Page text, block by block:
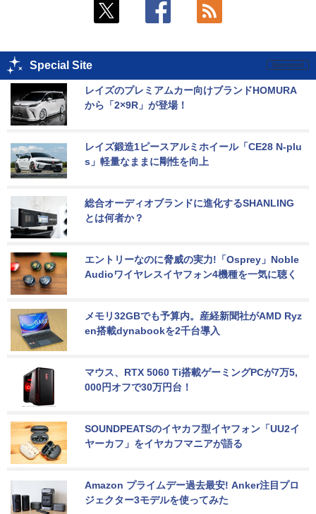
Special Site
レイズのプレミアムカー向けブランドHOMURA
から「2×9R」が登場！
レイズ鍛造1ピースアルミホイール「CE28 N-plu
s」軽量なままに剛性を向上
総合オーディオブランドに進化するSHANLING
とは何者か？
エントリーなのに脅威の実力!「Osprey」Noble
Audioワイヤレスイヤフォン4機種を一気に聴く
メモリ32GBでも予算内。産経新聞社がAMD Ryz
en搭載dynabookを2千台導入
マウス、RTX 5060 Ti搭載ゲーミングPCが7万5,
000円オフで30万円台！
SOUNDPEATSのイヤカフ型イヤフォン「UU2イ
ヤーカフ」をイヤカフマニアが語る
Amazon プライムデー過去最安! Anker注目プロ
ジェクター3モデルを使ってみた